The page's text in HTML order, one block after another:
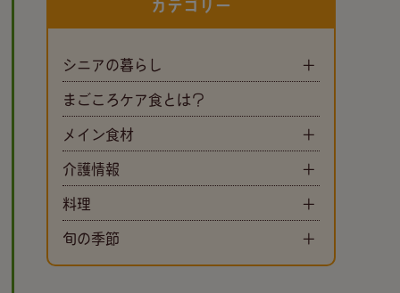
カテゴリー
シニアの暮らし
まごころケア食とは？
メイン食材
介護情報
料理
旬の季節